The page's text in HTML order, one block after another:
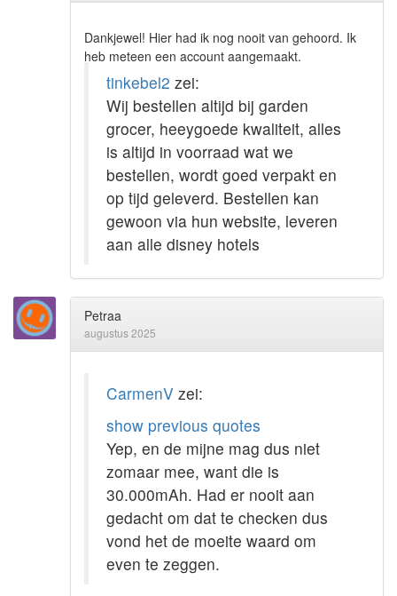
Dankjewel! Hier had ik nog nooit van gehoord. Ik
heb meteen een account aangemaakt.
tinkebel2 zei:
Wij bestellen altijd bij garden
grocer, heeygoede kwaliteit, alles
is altijd in voorraad wat we
bestellen, wordt goed verpakt en
op tijd geleverd. Bestellen kan
gewoon via hun website, leveren
aan alle disney hotels
Petraa
augustus 2025
CarmenV zei:
show previous quotes
Yep, en de mijne mag dus niet
zomaar mee, want die is
30.000mAh. Had er nooit aan
gedacht om dat te checken dus
vond het de moeite waard om
even te zeggen.